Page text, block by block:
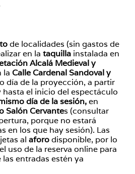
de localidades (sin gastos de
en la taquilla instalada en
Alcalá Medieval y
la Calle Cardenal Sandoval y
día de la proyección, a partir
hasta el inicio del espectáculo
día de la sesión,en
Salón Cervantes (consultar
porque no estará
en los que hay sesión). Las
al aforodisponible, por lo
uso de la reserva online para
entradas estén ya